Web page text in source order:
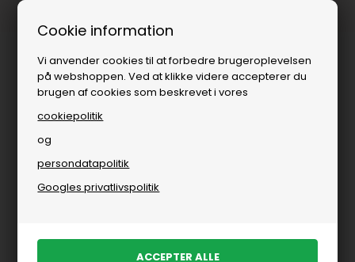
Cookie information
Vi anvender cookies til at forbedre brugeroplevelsen
på webshoppen. Ved at klikke videre accepterer du
brugen af cookies som beskrevet i vores
cookiepolitik
og
persondatapolitik
Googles privatlivspolitik
Bolig» Badeværelse